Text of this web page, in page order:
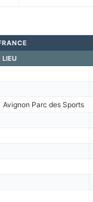
LIEU
Avignon Parc des Sports